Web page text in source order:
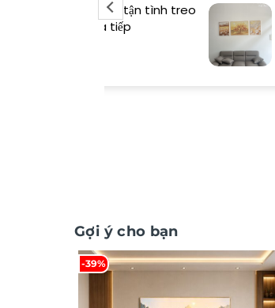
Tranh đẹp, các bạn nhân
viên lắp nhiệt tình, rất hỗ trợ
Gợi ý cho bạn
-39%